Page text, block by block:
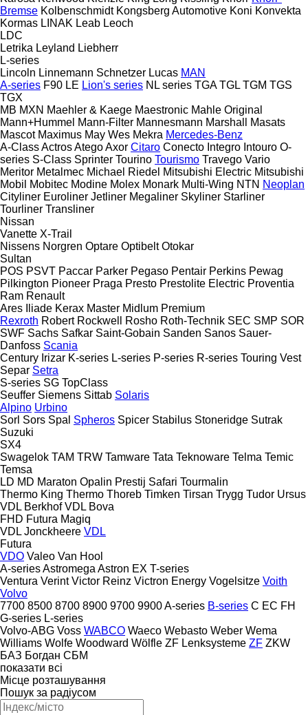
Bremse Kolbenschmidt Kongsberg Automotive Koni Konvekta
Kormas LINAK Leab Leoch
LDC
Letrika Leyland Liebherr
L-series
Lincoln Linnemann Schnetzer Lucas MAN
A-series F90 LE Lion's series NL series TGA TGL TGM TGS
TGX
MB MXN Maehler & Kaege Maestronic Mahle Original
Mann+Hummel Mann-Filter Mannesmann Marshall
Masats
Mascot Maximus May Wes Mekra Mercedes-Benz
A-ClassActrosAtegoAxor Citaro Conecto Integro Intouro O-
series S-Class Sprinter Tourino Tourismo Travego Vario
Meritor Metalmec Michael Riedel Mitsubishi Electric Mitsubishi
Mobil
Mobitec Modine Molex Monark Multi-Wing NTN Neoplan
Cityliner Euroliner Jetliner Megaliner Skyliner Starliner
Tourliner Transliner
Nissan
Vanette X-Trail
Nissens Norgren Optare Optibelt Otokar
Sultan
POS PSVT Paccar Parker Pegaso Pentair Perkins Pewag
Pilkington Pioneer Praga Presto Prestolite Electric Proventia
Ram Renault
Ares
Iliade Kerax Master Midlum Premium
Rexroth Robert Rockwell Rosho Roth-Technik SEC SMP SOR
SWF Sachs Safkar Saint-Gobain Sanden Sanos Sauer-
Danfoss Scania
Century Irizar K-series L-series P-series R-series Touring Vest
Separ Setra
S-series SG TopClass
Seuffer Siemens Sittab Solaris
Alpino Urbino
Sorl Sors Spal Spheros Spicer Stabilus Stoneridge Sutrak
Suzuki
SX4
Swagelok TAM TRW Tamware Tata Teknoware Telma Temic
Temsa
LD MD Maraton Opalin Prestij Safari Tourmalin
Thermo King Thermo Thoreb Timken Tirsan Trygg Tudor Ursus
VDL Berkhof VDL Bova
FHD Futura Magiq
VDL Jonckheere VDL
Futura
VDO Valeo Van Hool
A-seriesAstromega Astron EX T-series
Ventura Verint Victor Reinz Victron Energy Vogelsitze Voith
Volvo
7700 8500 8700 8900 9700 9900A-series B-series C EC FH
G-series L-series
Volvo-ABG Voss WABCO Waeco Webasto Weber Wema
Williams Wolfe Woodward Wölfle ZF Lenksysteme ZF ZKW
БАЗ Богдан СБМ
показати всі
Місце розташування
Пошук за радіусом